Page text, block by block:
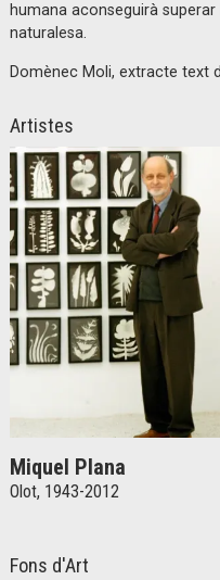
humana aconseguirà
naturalesa.
Domènec Moli, extracte text
Artistes
Miquel Plana
Olot, 1943-2012
Fons d'Art